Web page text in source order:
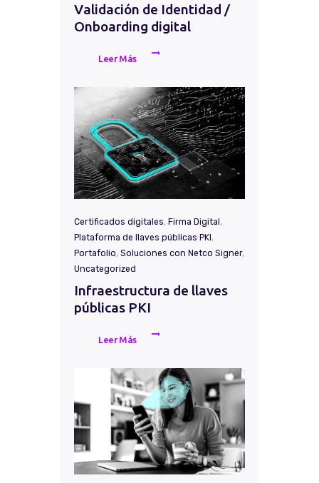
Validación de Identidad /
Onboarding digital
Leer Más
Certificados digitales, Firma Digital ,
Plataforma de llaves públicas PKI ,
Portafolio, Soluciones con Netco Signer,
Uncategorized
Infraestructura de llaves
públicas PKI
Leer Más